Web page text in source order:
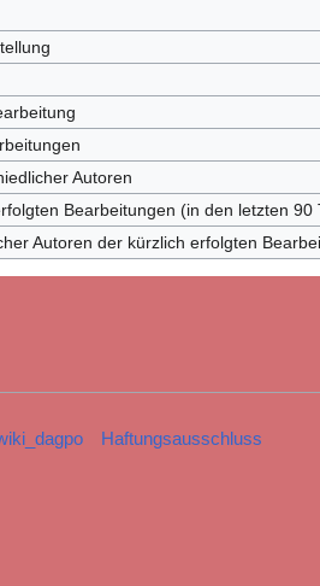
Autoren
Bearbeitungen (in den letzten 90
Autoren der kürzlich erfolgten
Haftungsausschluss